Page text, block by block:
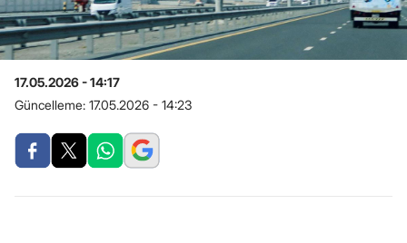
17.05.2026 - 14:17
Güncelleme: 17.05.2026 - 14:23